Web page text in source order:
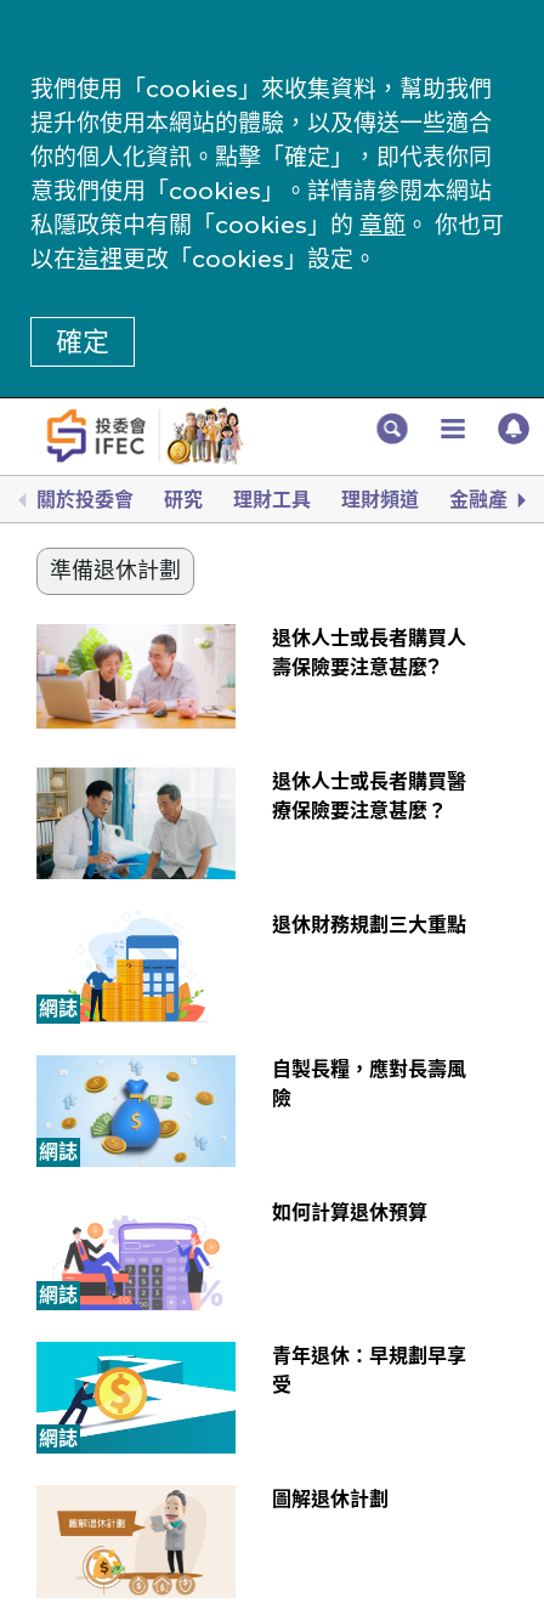
我們使用「cookies」來收集資料，幫助我們
提升你使用本網站的體驗，以及傳送一些適合
你的個人化資訊。點擊「確定」，即代表你同
意我們使用「cookies」。詳情請參閱本網站
私隱政策中有關「cookies」的 章節 。 你也可
以在這裡更改「cookies」設定。
確定
關於投委會 研究 理財工具 理財頻道 金融產品
準備退休計劃
退休人士或長者購買人
壽保險要注意甚麼?
退休人士或長者購買醫
療保險要注意甚麼？
網誌
退休財務規劃三大重點
網誌
自製長糧，應對長壽風
險
網誌
如何計算退休預算
網誌
青年退休：早規劃早享
受
圖解退休計劃